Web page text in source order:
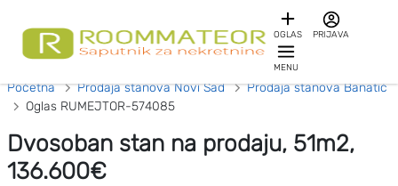
OGLAS PRIJAVA
MENU
Početna Prodaja stanova Novi Sad
Prodaja stanova Banatić
Oglas RUMEJTOR-574085
Dvosoban stan na prodaju, 51m2,
136.600€